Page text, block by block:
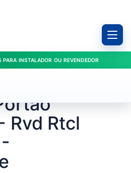
INSTALADOR OU REVENDEDOR
Rvd Rtcl